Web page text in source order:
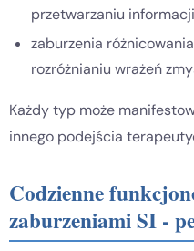
przetwarzaniu
zaburzenia
rozróżnianiu wrażeń
Każdy typ może
innego podejścia
Codzienne
zaburzeniami SI -